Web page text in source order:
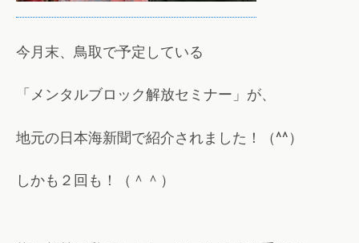
今月末、鳥取で予定している
「メンタルブロック解放セミナー」が、
地元の日本海新聞で紹介されました！（^^）
しかも２回も！（＾＾）